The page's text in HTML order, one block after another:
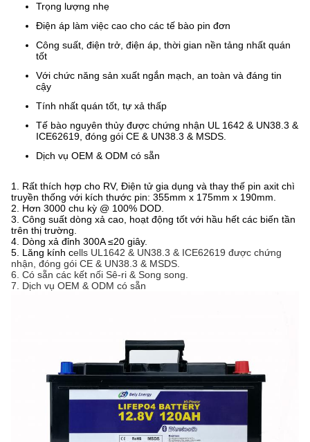
Trọng lượng nhẹ
Điện áp làm việc cao cho các tế bào pin đơn
Công suất, điện trở, điện áp, thời gian nền tảng nhất quán
tốt
Với chức năng sản xuất ngắn mạch, an toàn và đáng tin
cậy
Tính nhất quán tốt, tự xả thấp
Tế bào nguyên thủy được chứng nhận UL 1642 & UN38.3 &
ICE62619, đóng gói CE & UN38.3 & MSDS.
Dịch vụ OEM & ODM có sẵn
1. Rất thích hợp cho RV, Điện tử gia dụng và thay thế pin axit chì
truyền thống với kích thước pin: 355mm x 175mm x 190mm.
2. Hơn 3000 chu kỳ @ 100% DOD.
3. Công suất dòng xả cao, hoạt động tốt với hầu hết các biến tần
trên thị trường.
4. Dòng xả đỉnh 300A ≤20 giây.
5. Lăng kính cells UL1642 & UN38.3 & ICE62619 được chứng
nhận, đóng gói CE & UN38.3 & MSDS.
6. Có sẵn các kết nối Sê-ri & Song song.
7. Dịch vụ OEM & ODM có sẵn